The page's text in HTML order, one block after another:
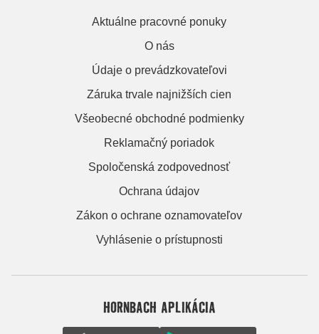
Aktuálne pracovné ponuky
O nás
Údaje o prevádzkovateľovi
Záruka trvale najnižších cien
Všeobecné obchodné podmienky
Reklamačný poriadok
Spoločenská zodpovednosť
Ochrana údajov
Zákon o ochrane oznamovateľov
Vyhlásenie o prístupnosti
HORNBACH APLIKÁCIA